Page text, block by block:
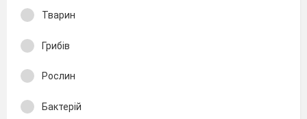
Тварин
Грибів
Рослин
Бактерій